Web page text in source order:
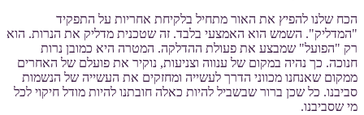
הכח שלנו להפיץ את האור מתחיל בלקיחת אחריות על התפקיד
"המדליק". השמש הוא האמצעי בלבד. זה שטכנית מדליק את הנרות. הוא
רק "הפועל" שמבצע את פעולת ההדלקה. המטרה היא כמובן נרות
חנוכה. כך נהיה במקום של ענווה וצניעות, נוקיר את פועלם של האחרים
ממקום שאנחנו מכווני הדרך לעשייה ומחזקים את העשייה של הנשמות
סביבנו. כל שכן ברור שבשביל להיות כאלה חובתנו להיות מודל חיקוי לכל
מי שסביבנו.